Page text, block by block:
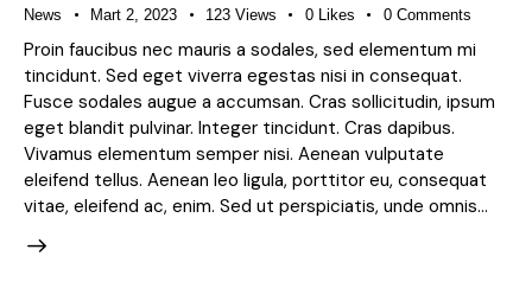
News Mart 2, 2023 123 Views 0 Likes 0 Comments
Proin faucibus nec mauris a sodales, sed elementum mi
tincidunt. Sed eget viverra egestas nisi in consequat.
Fusce sodales augue a accumsan. Cras sollicitudin, ipsum
eget blandit pulvinar. Integer tincidunt. Cras dapibus.
Vivamus elementum semper nisi. Aenean vulputate
eleifend tellus. Aenean leo ligula, porttitor eu, consequat
vitae, eleifend ac, enim. Sed ut perspiciatis, unde omnis…